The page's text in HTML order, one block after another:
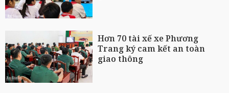
Hơn 70 tài xế xe Phương
Trang ký cam kết an toàn
giao thông